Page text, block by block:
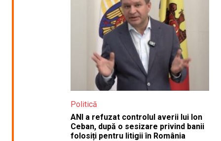
Politică
ANI a refuzat controlul averii lui Ion
Ceban, după o sesizare privind banii
folosiți pentru litigii în România